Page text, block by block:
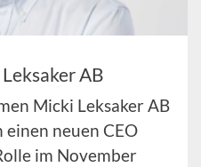
AB
Micki Leksaker AB
neuen CEO
im November